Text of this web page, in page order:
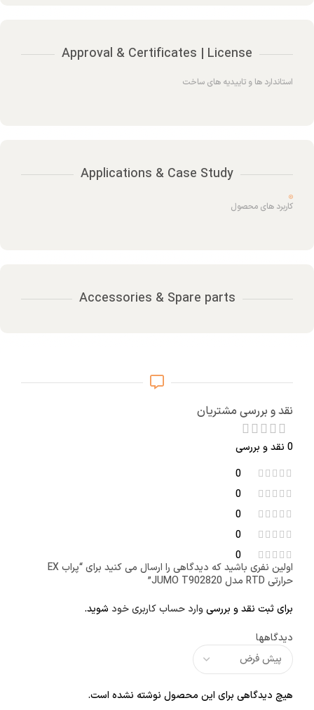
Approval & Certificates | License
استاندارد ها و تاییدیه های ساخت
Applications & Case Study
کاربرد های محصول
Accessories & Spare parts
نقد و بررسی مشتریان
0 نقد و بررسی
0
0
0
0
0
دیدگاهها
هیچ دیدگاهی برای این محصول نوشته نشده است.
اولین نفری باشید که دیدگاهی را ارسال می کنید برای “پراب EX
حرارتی RTD مدل JUMO T902820”
برای ثبت نقد و بررسیوارد حساب کاربری خود شوید.